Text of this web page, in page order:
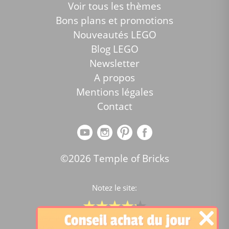
Voir tous les thèmes
Bons plans et promotions
Nouveautés LEGO
Blog LEGO
Newsletter
A propos
Mentions légales
Contact
©2026 Temple of Bricks
Notez le site:
Comparateur de prix Lego